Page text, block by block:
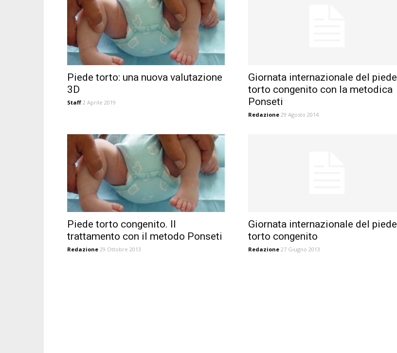
Piede torto: una nuova valutazione
3D
Staff 2 Aprile 2019
Giornata internazionale del piede
torto congenito con la metodica
Ponseti
Redazione 29 Agosto 2014
Piede torto congenito. Il
trattamento con il metodo Ponseti
Redazione 29 Ottobre 2013
Giornata internazionale del piede
torto congenito
Redazione 27 Giugno 2013